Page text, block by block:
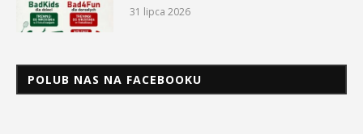
31 lipca 2026
POLUB NAS NA FACEBOOKU